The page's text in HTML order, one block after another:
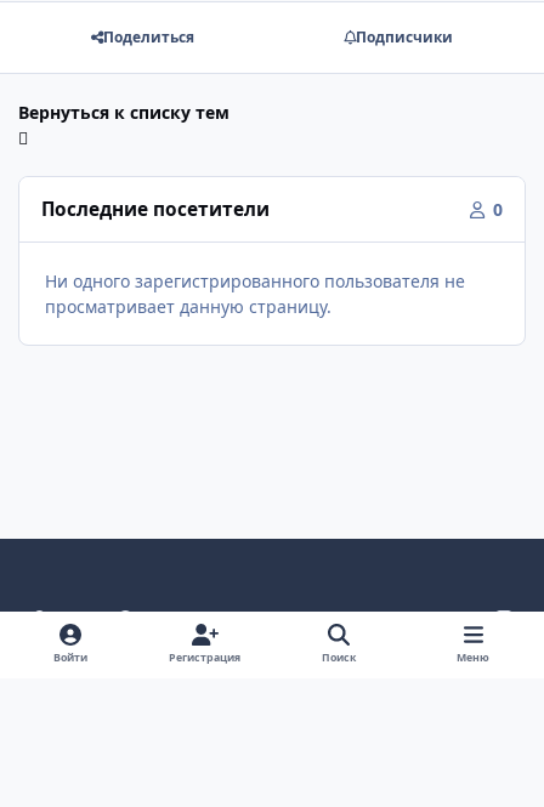
Поделиться Подписчики
Вернуться к списку тем
Последние посетители 0
Ни одного зарегистрированного пользователя не
просматривает данную страницу.
Светлый режим
Темный режим
Как в системе
v
k
Политика конфиденциальности
Войти Регистрация Поиск Меню